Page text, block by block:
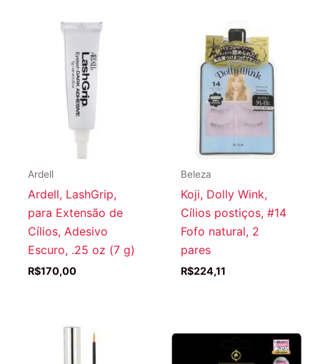
Ardell
Ardell, LashGrip,
para Extensão de
Cílios, Adesivo
Escuro, .25 oz (7 g)
R$170,00
Beleza
Koji, Dolly Wink,
Cílios postiços, #14
Fofo natural, 2
pares
R$224,11